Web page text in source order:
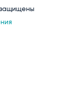
защищены